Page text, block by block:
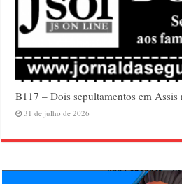
B117 – Dois sepultamentos em
31 de julho de 2026